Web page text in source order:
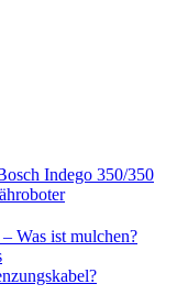
Indego 350/350
Was ist mulchen?